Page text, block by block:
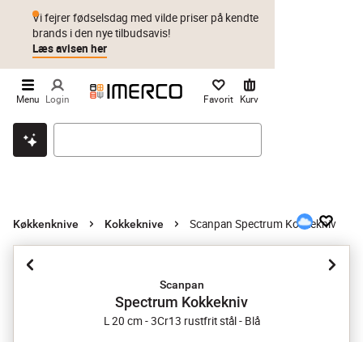
Klik & hent Byt i 1 år Prismatch
Vi fejrer fødselsdag med vilde priser på kendte
brands i den nye tilbudsavis!
Læs avisen her
Menu Login Favorit Kurv
Køkkenknive Kokkeknive Scanpan Spectrum Kokkekniv
Scanpan
Spectrum Kokkekniv
L 20 cm - 3Cr13 rustfrit stål - Blå